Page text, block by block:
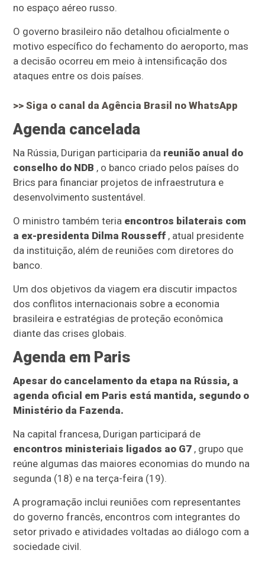
no espaço aéreo russo.
O governo brasileiro não detalhou oficialmente o
motivo específico do fechamento do aeroporto, mas
a decisão ocorreu em meio à intensificação dos
ataques entre os dois países.
>> Siga o canal daAgência Brasil no WhatsApp
Agenda cancelada
Na Rússia, Durigan participaria da reunião anual do
conselho do NDB , o banco criado pelos países do
Brics para financiar projetos de infraestrutura e
desenvolvimento sustentável.
O ministro também teria encontros bilaterais com
a ex-presidenta Dilma Rousseff , atual presidente
da instituição, além de reuniões com diretores do
banco.
Um dos objetivos da viagem era discutir impactos
dos conflitos internacionais sobre a economia
brasileira e estratégias de proteção econômica
diante das crises globais.
Agenda em Paris
Apesar do cancelamento da etapa na Rússia, a
agenda oficial em Paris está mantida, segundo o
Ministério da Fazenda.
Na capital francesa, Durigan participará de
encontros ministeriais ligados ao G7 , grupo que
reúne algumas das maiores economias do mundo na
segunda (18) e na terça-feira (19).
A programação inclui reuniões com representantes
do governo francês, encontros com integrantes do
setor privado e atividades voltadas ao diálogo com a
sociedade civil.